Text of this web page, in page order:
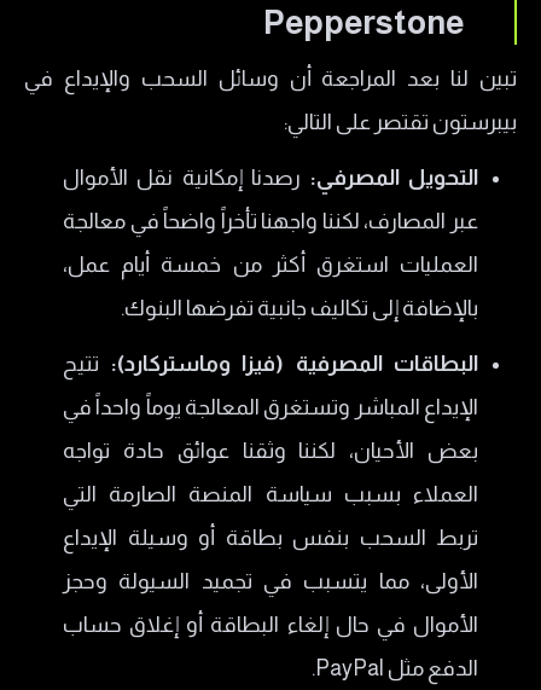
Pepperstone
تبين لنا بعد المراجعة أن وسائل السحب والإيداع في
بيبرستون تقتصر على التالي:
​التحويل المصرفي: رصدنا إمكانية نقل الأموال
عبر المصارف، لكننا واجهنا تأخراً واضحاً في معالجة
العمليات استغرق أكثر من خمسة أيام عمل،
بالإضافة إلى تكاليف جانبية تفرضها البنوك.
​البطاقات المصرفية (فيزا وماستركارد): تتيح
الإيداع المباشر وتستغرق المعالجة يوماً واحداً في
بعض الأحيان، لكننا وثقنا عوائق حادة تواجه
العملاء بسبب سياسة المنصة الصارمة التي
تربط السحب بنفس بطاقة أو وسيلة الإيداع
الأولى، مما يتسبب في تجميد السيولة وحجز
الأموال في حال إلغاء البطاقة أو إغلاق حساب
الدفع مثل PayPal.